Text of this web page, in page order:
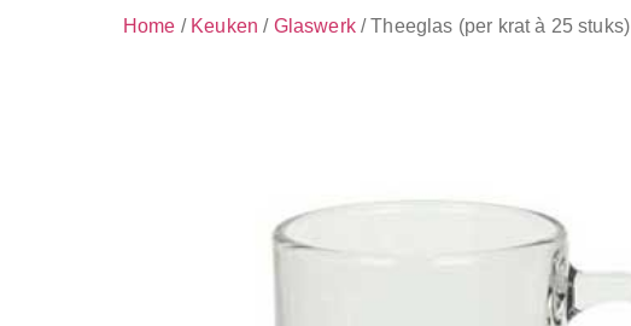
Home / Keuken / Glaswerk/ Theeglas (per krat à 25 stuks)